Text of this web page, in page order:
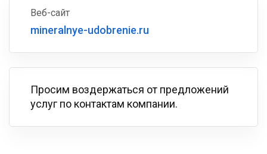
Веб-сайт
mineralnye-udobrenie.ru
Просим воздержаться от предложений
услуг по контактам компании.